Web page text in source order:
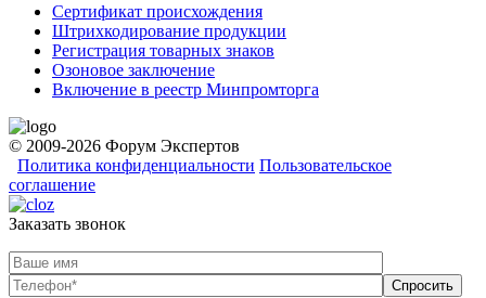
Сертификат происхождения
Штрихкодирование продукции
Регистрация товарных знаков
Озоновое заключение
Включение в реестр Минпромторга
© 2009-2026 Форум Экспертов
Политика конфиденциальности Пользовательское
соглашение
Заказать звонок